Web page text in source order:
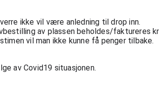
ikke vil være anledning til drop inn.
av plassen beholdes/faktureres
vil man ikke kunne få penger tilbake.
av Covid19 situasjonen.